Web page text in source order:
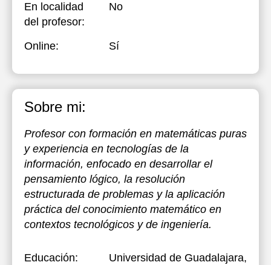
En localidad
del profesor:
No
Online: Sí
Sobre mi:
Profesor con formación en matemáticas puras
y experiencia en tecnologías de la
información, enfocado en desarrollar el
pensamiento lógico, la resolución
estructurada de problemas y la aplicación
práctica del conocimiento matemático en
contextos tecnológicos y de ingeniería.
Educación: Universidad de Guadalajara,